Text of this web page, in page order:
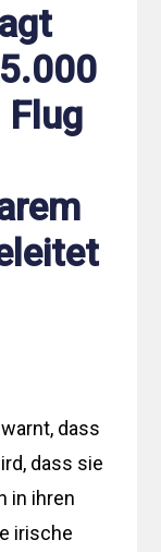
Flug
dass
dass sie
in ihren
irische